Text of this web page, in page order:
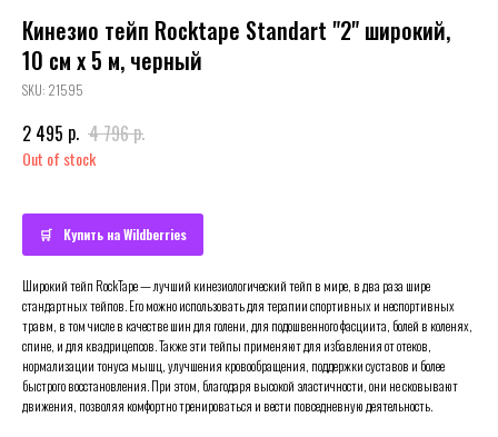
Кинезио тейп Rocktape Standart "2" широкий,
10 см х 5 м, черный
SKU: 21595
2 495 р. 4 796р.
Out of stock
Купить на Wildberries
Широкий тейп RockTape — лучший кинезиологический тейп в мире, в два раза шире
стандартных тейпов. Его можно использовать для терапии спортивных и неспортивных
травм, в том числе в качестве шин для голени, для подошвенного фасциита, болей в коленях,
спине, и для квадрицепсов. Также эти тейпы применяют для избавления от отеков,
нормализации тонуса мышц, улучшения кровообращения, поддержки суставов и более
быстрого восстановления. При этом, благодаря высокой эластичности, они не сковывают
движения, позволяя комфортно тренироваться и вести повседневную деятельность.